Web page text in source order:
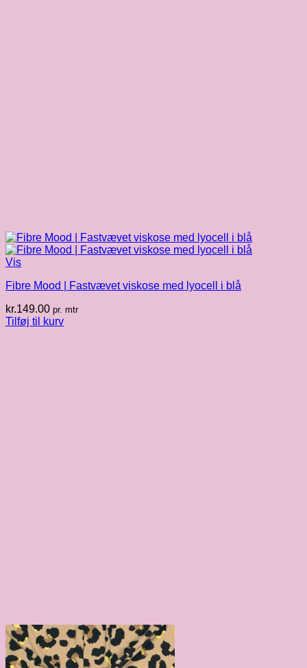
Vis
Fibre Mood | Fastvævet viskose med lyocell i blå
kr.149.00 pr. mtr
Tilføj til kurv